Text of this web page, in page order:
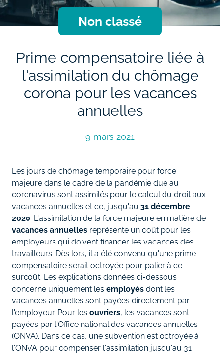
Non classé
Prime compensatoire liée à
l'assimilation du chômage
corona pour les vacances
annuelles
9 mars 2021
Les jours de chômage temporaire pour force
majeure dans le cadre de la pandémie due au
coronavirus sont assimilés pour le calcul du droit aux
vacances annuelles et ce, jusqu'au 31 décembre
2020. L'assimilation de la force majeure en matière de
vacances annuelles représente un coût pour les
employeurs qui doivent financer les vacances des
travailleurs. Dès lors, il a été convenu qu'une prime
compensatoire serait octroyée pour palier à ce
surcoût. Les explications données ci-dessous
concerne uniquement les employés dont les
vacances annuelles sont payées directement par
l'employeur. Pour les ouvriers, les vacances sont
payées par l'Office national des vacances annuelles
(ONVA). Dans ce cas, une subvention est octroyée à
l'ONVA pour compenser l'assimilation jusqu'au 31